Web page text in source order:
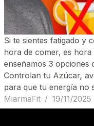
Si te sientes fatigado y
hora de comer, es hora
enseñamos 3 opciones
Controlan tu Azúcar,
para que tu energía no
MiarmaFit
19/11/2025